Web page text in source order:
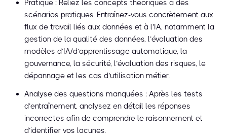
Pratique : Reliez les concepts théoriques à des
scénarios pratiques. Entraînez-vous concrètement aux
flux de travail liés aux données et à l’IA, notamment la
gestion de la qualité des données, l’évaluation des
modèles d’IA/d’apprentissage automatique, la
gouvernance, la sécurité, l’évaluation des risques, le
dépannage et les cas d’utilisation métier.
Analyse des questions manquées : Après les tests
d’entraînement, analysez en détail les réponses
incorrectes afin de comprendre le raisonnement et
d’identifier vos lacunes.